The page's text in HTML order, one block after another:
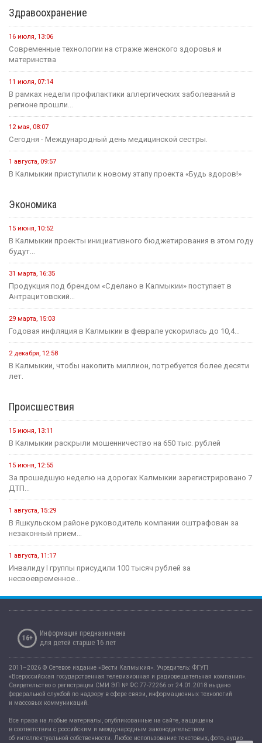
Здравоохранение
16 июля, 13:06
Современные технологии на страже женского здоровья и
материнства
11 июля, 07:14
В рамках недели профилактики аллергических заболеваний в
регионе прошли...
12 мая, 08:07
Сегодня - Международный день медицинской сестры.
1 августа, 09:57
В Калмыкии приступили к новому этапу проекта «Будь здоров!»
Экономика
15 июня, 10:52
В Калмыкии проекты инициативного бюджетирования в этом году
будут...
31 марта, 16:35
Продукция под брендом «Сделано в Калмыкии» поступает в
Антрацитовский...
29 марта, 15:03
Годовая инфляция в Калмыкии в феврале ускорилась до 10,4...
2 декабря, 12:58
В Калмыкии, чтобы накопить миллион, потребуется более десяти
лет.
Происшествия
15 июня, 13:11
В Калмыкии раскрыли мошенничество на 650 тыс. рублей
15 июня, 12:55
За прошедшую неделю на дорогах Калмыкии зарегистрировано 7
ДТП...
1 августа, 15:29
В Яшкульском районе руководитель компании оштрафован за
незаконный прием...
1 августа, 11:17
Инвалиду I группы присудили 100 тысяч рублей за
несвоевременное...
16+
Информация предназначена
для детей старше 16 лет
2011–2026 © Сетевое издание «Вести Калмыкия». Учредитель: ФГУП
«Всероссийская государственная телевизионная и радиовещательная компания».
Свидетельство о регистрации СМИ ЭЛ № ФС 77-72266 от 24.01.2018 выдано
федеральной службой по надзору в сфере связи, информационных технологий
и массовых коммуникаций.
Все права на любые материалы, опубликованные на сайте, защищены
в соответствии с российским и международным законодательством
об интеллектуальной собственности. Любое использование текстовых, фото, аудио